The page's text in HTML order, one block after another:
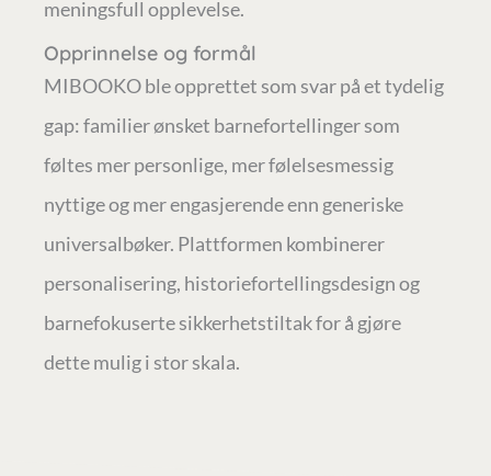
meningsfull opplevelse.
Opprinnelse og formål
MIBOOKO ble opprettet som svar på et tydelig
gap: familier ønsket barnefortellinger som
føltes mer personlige, mer følelsesmessig
nyttige og mer engasjerende enn generiske
universalbøker. Plattformen kombinerer
personalisering, historiefortellingsdesign og
barnefokuserte sikkerhetstiltak for å gjøre
dette mulig i stor skala.